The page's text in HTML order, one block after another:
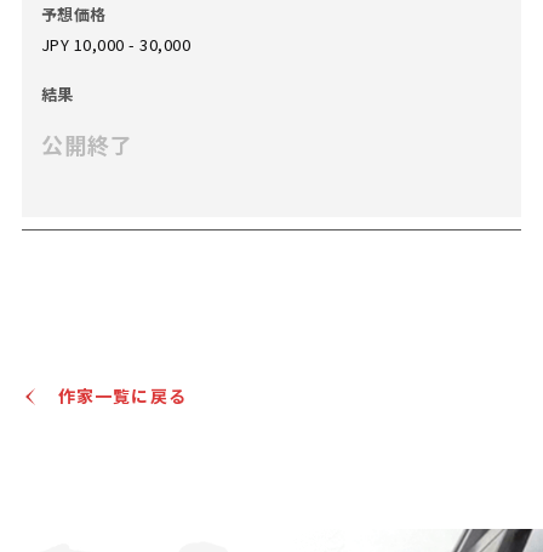
予想価格
JPY 10,000 - 30,000
結果
公開終了
作家一覧に戻る